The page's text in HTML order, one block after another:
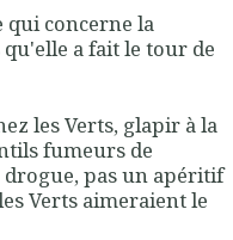
qui concerne la
a fait le tour de
les Verts, glapir à la
fumeurs de
drogue, pas un apéritif
Verts aimeraient le